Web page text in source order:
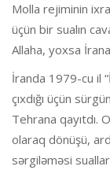
Molla rejiminin
üçün bir sualın
Allaha, yoxsa
İranda 1979-cu il
çıxdığı üçün
Tehrana qayıtdı.
olaraq dönüşü,
sərgiləməsi